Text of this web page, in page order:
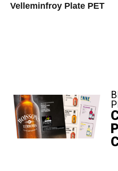
Velleminfroy Plate PET